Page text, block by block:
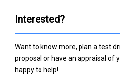
Interested?
Want to know more, plan a test
proposal or have an appraisal of
happy to help!